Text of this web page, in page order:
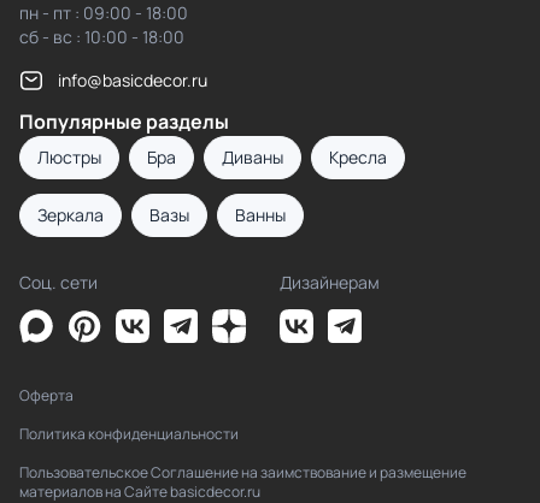
пн - пт : 09:00 - 18:00
сб - вс : 10:00 - 18:00
info@basicdecor.ru
Популярные разделы
Люстры Бра Диваны Кресла
Зеркала Вазы Ванны
Соц. сети Дизайнерам
Оферта
Политика конфиденциальности
Пользовательское Соглашение на заимствование и размещение
материалов на Сайте basicdecor.ru